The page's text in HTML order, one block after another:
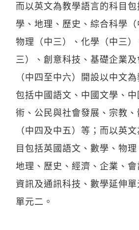
而以英文為教學語言的科目
學、地理、歷史、綜合科學（
物理（中三）、化學（中三
三）、創意科技、基礎企業
（中四至中六）開設以中文
包括中國語文、中國文學、
術、公民與社會發展、宗教
（中四及中五）等；而以英
目包括英國語文、數學、物理
地理、歷史、經濟、企業、會
資訊及通訊科技、數學延伸
單元二。